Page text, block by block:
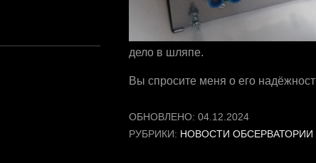
дело в шляпе.
Вы спросите меня о его
ОБНОВЛЕНО: 04.12.2024
РУБРИКИ: НОВОСТИ ОБСЕРВАТОРИИ